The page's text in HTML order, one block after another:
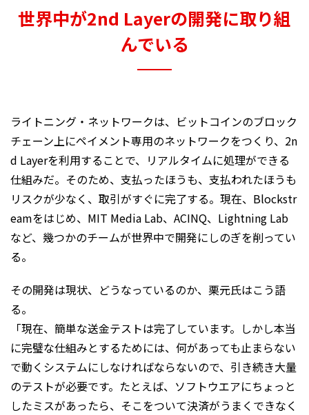
世界中が2nd Layerの開発に取り組
んでいる
ライトニング・ネットワークは、ビットコインのブロック
チェーン上にペイメント専用のネットワークをつくり、2n
d Layerを利用することで、リアルタイムに処理ができる
仕組みだ。そのため、支払ったほうも、支払われたほうも
リスクが少なく、取引がすぐに完了する。現在、Blockstr
eamをはじめ、MIT Media Lab、ACINQ、Lightning Lab
など、幾つかのチームが世界中で開発にしのぎを削ってい
る。
その開発は現状、どうなっているのか、栗元氏はこう語
る。
「現在、簡単な送金テストは完了しています。しかし本当
に完璧な仕組みとするためには、何があっても止まらない
で動くシステムにしなければならないので、引き続き大量
のテストが必要です。たとえば、ソフトウエアにちょっと
したミスがあったら、そこをついて決済がうまくできなく